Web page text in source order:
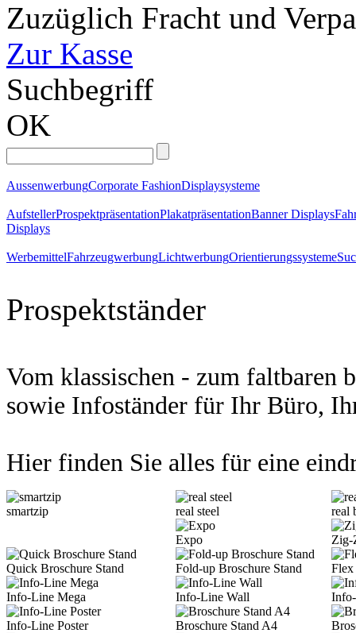
Zuzüglich Fracht und
Zur Kasse
Suchbegriff
OK
AussenwerbungCorporate FashionDisplaysysteme
AufstellerProspektpräsentationPlakatpräsentationBanner Displays
Displays
WerbemittelFahrzeugwerbungLichtwerbungOrientierungssysteme
Prospektständer
Vom klassischen - zum faltbaren
sowie Infoständer für Ihr Büro,
Hier finden Sie alles für eine
smartzip real steel real
Expo Zig-
Quick Broschure Stand Fold-up Broschure Stand Flex
Info-Line Mega Info-Line Wall
Info-Line Poster Broschure Stand A4